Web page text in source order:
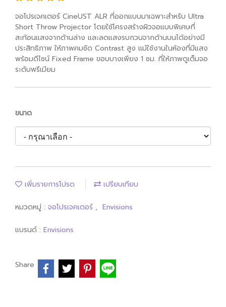
จอโปรเจคเตอร์ CineUST ALR ที่ออกแบบมาเฉพาะสำหรับ Ultra
Short Throw Projector โดยใช้โครงสร้างผิวจอแบบพิเศษที่
สะท้อนแสงจากด้านล่าง และลดแสงรบกวนจากด้านบนได้อย่างมี
ประสิทธิภาพ ให้ภาพคมชัด Contrast สูง แม้ใช้งานในห้องที่มีแสง
พร้อมดีไซน์ Fixed Frame ขอบบางเพียง 1 ซม. ที่ให้ภาพดูเต็มจอ
ระดับพรีเมียม
ขนาด
เพิ่มรายการโปรด เปรียบเทียบ
หมวดหมู่ : จอโปรเจคเตอร์ , Envisions
แบรนด์ : Envisions
Share